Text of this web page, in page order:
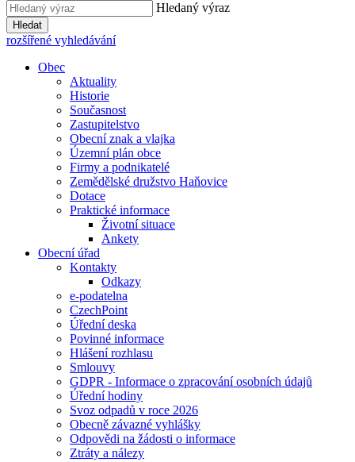
Hledaný výraz
Hledat
rozšířené vyhledávání
Obec
Aktuality
Historie
Současnost
Zastupitelstvo
Obecní znak a vlajka
Územní plán obce
Firmy a podnikatelé
Zemědělské družstvo Haňovice
Dotace
Praktické informace
Životní situace
Ankety
Obecní úřad
Kontakty
Odkazy
e-podatelna
CzechPoint
Úřední deska
Povinné informace
Hlášení rozhlasu
Smlouvy
GDPR - Informace o zpracování osobních údajů
Úřední hodiny
Svoz odpadů v roce 2026
Obecně závazné vyhlášky
Odpovědi na žádosti o informace
Ztráty a nálezy